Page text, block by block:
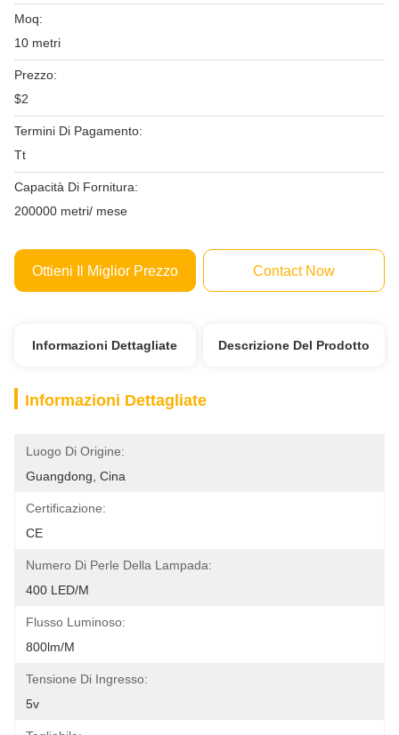
Moq:
10 metri
Prezzo:
$2
Termini Di Pagamento:
Tt
Capacità Di Fornitura:
200000 metri/ mese
Ottieni Il Miglior Prezzo Contact Now
Informazioni Dettagliate Descrizione Del Prodotto
Informazioni Dettagliate
Luogo Di Origine:
Guangdong, Cina
Certificazione:
CE
Numero Di Perle Della Lampada:
400 LED/m
Flusso Luminoso:
800lm/m
Tensione Di Ingresso:
5v